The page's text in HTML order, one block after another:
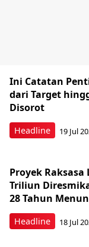
Headline
Ini Catatan
dari Target
Disorot
19 Jul
Headline
Proyek Raksasa
Triliun
28 Tahun
18 Jul